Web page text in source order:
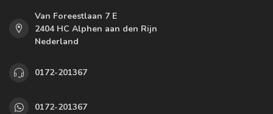
Van Foreestlaan 7 E
2404 HC Alphen aan den Rijn
Nederland
0172-201367
0172-201367